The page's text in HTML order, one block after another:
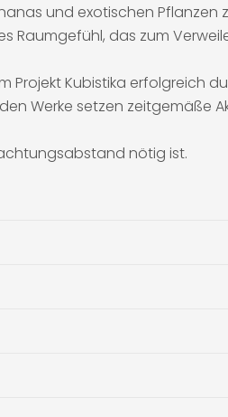
und exotischen
das zum
Kubistika erfolgreich
Werke setzen zeitgemäße
nötig ist.